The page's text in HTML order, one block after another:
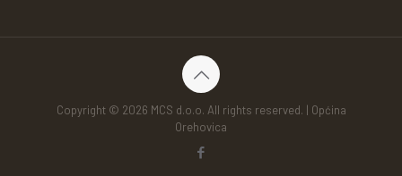
Copyright © 2026 MCS d.o.o. All rights reserved. | Općina
Orehovica